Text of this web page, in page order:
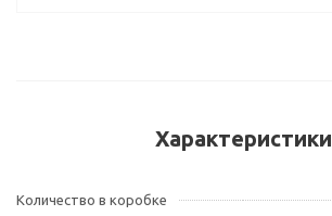
Характеристики
Количество в коробке